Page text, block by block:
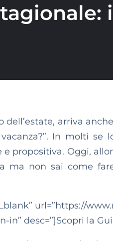
dell’estate, arriva
In molti se
e propositiva. Oggi,
ma non sai come
url=”https://
in” desc=”]Scopri la